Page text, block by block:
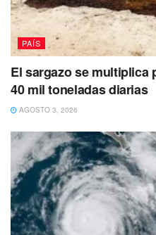
indebidano pertenece al
empresa contratada, a la
sujeto.
“La Oficina de
solicitó a la empresa de
fuese removido de sus
PAÍS
El sargazo se multiplica
40 mil toneladas diarias
AGOSTO 3, 2026